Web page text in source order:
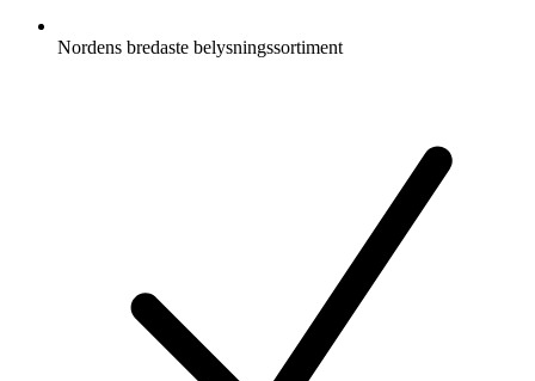
Nordens bredaste belysningssortiment